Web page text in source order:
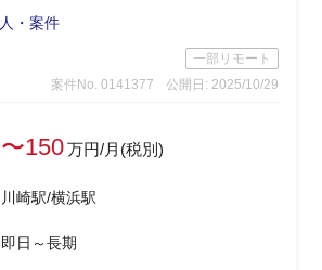
成、実施
・各種進捗管理、課題管理等
人・案件
一部リモート
案件No. 0141377
公開日: 2025/10/29
〜150万円/月(税別)
川崎駅/横浜駅
即日～長期